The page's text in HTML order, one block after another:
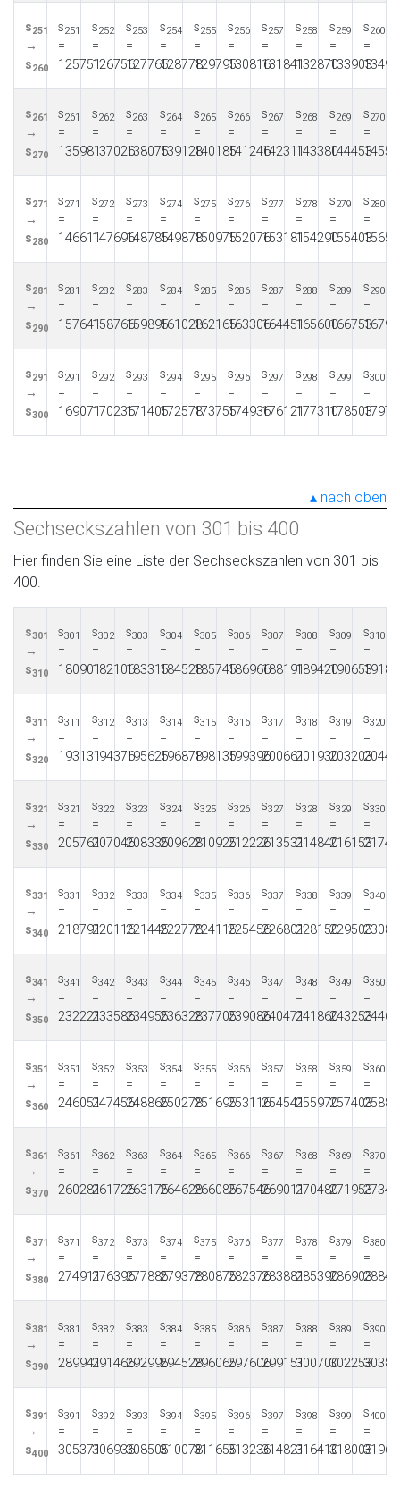
s251
→
s260
s251
=
125751
s252
=
126756
s253
=
127765
s254
=
128778
s255
=
129795
s256
=
130816
s257
=
131841
s258
=
132870
s259
=
133903
s260
=
s261
→
s270
s261
=
135981
s262
=
137026
s263
=
138075
s264
=
139128
s265
=
140185
s266
=
141246
s267
=
142311
s268
=
143380
s269
=
144453
s270
=
s271
→
s280
s271
=
146611
s272
=
147696
s273
=
148785
s274
=
149878
s275
=
150975
s276
=
152076
s277
=
153181
s278
=
154290
s279
=
155403
s280
=
s281
→
s290
s281
=
157641
s282
=
158766
s283
=
159895
s284
=
161028
s285
=
162165
s286
=
163306
s287
=
164451
s288
=
165600
s289
=
166753
s290
=
s291
→
s300
s291
=
169071
s292
=
170236
s293
=
171405
s294
=
172578
s295
=
173755
s296
=
174936
s297
=
176121
s298
=
177310
s299
=
178503
s300
=
nach oben
Sechseckszahlen von 301 bis 400
Hier finden Sie eine Liste der Sechseckszahlen von 301 bis
400.
s301
→
s310
s301
=
180901
s302
=
182106
s303
=
183315
s304
=
184528
s305
=
185745
s306
=
186966
s307
=
188191
s308
=
189420
s309
=
190653
s310
=
s311
→
s320
s311
=
193131
s312
=
194376
s313
=
195625
s314
=
196878
s315
=
198135
s316
=
199396
s317
=
200661
s318
=
201930
s319
=
203203
s320
=
s321
→
s330
s321
=
205761
s322
=
207046
s323
=
208335
s324
=
209628
s325
=
210925
s326
=
212226
s327
=
213531
s328
=
214840
s329
=
216153
s330
=
s331
→
s340
s331
=
218791
s332
=
220116
s333
=
221445
s334
=
222778
s335
=
224115
s336
=
225456
s337
=
226801
s338
=
228150
s339
=
229503
s340
=
s341
→
s350
s341
=
232221
s342
=
233586
s343
=
234955
s344
=
236328
s345
=
237705
s346
=
239086
s347
=
240471
s348
=
241860
s349
=
243253
s350
=
s351
→
s360
s351
=
246051
s352
=
247456
s353
=
248865
s354
=
250278
s355
=
251695
s356
=
253116
s357
=
254541
s358
=
255970
s359
=
257403
s360
=
s361
→
s370
s361
=
260281
s362
=
261726
s363
=
263175
s364
=
264628
s365
=
266085
s366
=
267546
s367
=
269011
s368
=
270480
s369
=
271953
s370
=
s371
→
s380
s371
=
274911
s372
=
276396
s373
=
277885
s374
=
279378
s375
=
280875
s376
=
282376
s377
=
283881
s378
=
285390
s379
=
286903
s380
=
s381
→
s390
s381
=
289941
s382
=
291466
s383
=
292995
s384
=
294528
s385
=
296065
s386
=
297606
s387
=
299151
s388
=
300700
s389
=
302253
s390
=
s391
→
s400
s391
=
305371
s392
=
306936
s393
=
308505
s394
=
310078
s395
=
311655
s396
=
313236
s397
=
314821
s398
=
316410
s399
=
318003
s400
=